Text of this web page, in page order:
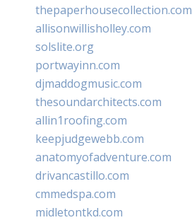
thepaperhousecollection.com
allisonwillisholley.com
solslite.org
portwayinn.com
djmaddogmusic.com
thesoundarchitects.com
allin1roofing.com
keepjudgewebb.com
anatomyofadventure.com
drivancastillo.com
cmmedspa.com
midletontkd.com